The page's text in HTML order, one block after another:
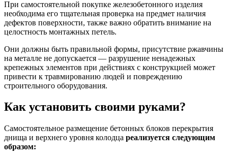
При самостоятельной покупке железобетонного изделия
необходима его тщательная проверка на предмет наличия
дефектов поверхности, также важно обратить внимание на
целостность монтажных петель.
Они должны быть правильной формы, присутствие ржавчины
на металле не допускается — разрушение ненадежных
крепежных элементов при действиях с конструкцией может
привести к травмированию людей и повреждению
строительного оборудования.
Как установить своими руками?
Самостоятельное размещение бетонных блоков перекрытия
днища и верхнего уровня колодца реализуется следующим
образом: